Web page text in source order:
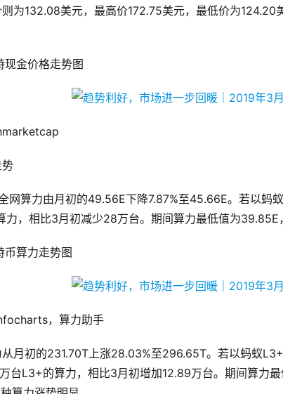
则为132.08美元，最高价172.75美元，最低价为
现金价格走势图
网算力由月初的49.56E下降7.87%至45.66E。若以蚂
力，相比3月初减少28万台。期间算力最低值为
币算力走势图
，算力助手
月初的231.70T上涨28.03%至296.65T。若以蚂蚁
台L3+的算力，相比3月初增加12.89万台。期间算力